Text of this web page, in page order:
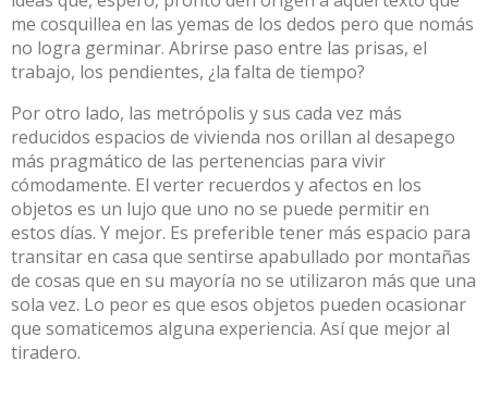
me cosquillea en las yemas de los dedos pero que nomás
no logra germinar. Abrirse paso entre las prisas, el
trabajo, los pendientes, ¿la falta de tiempo?
Por otro lado, las metrópolis y sus cada vez más
reducidos espacios de vivienda nos orillan al desapego
más pragmático de las pertenencias para vivir
cómodamente. El verter recuerdos y afectos en los
objetos es un lujo que uno no se puede permitir en
estos días. Y mejor. Es preferible tener más espacio para
transitar en casa que sentirse apabullado por montañas
de cosas que en su mayoría no se utilizaron más que una
sola vez. Lo peor es que esos objetos pueden ocasionar
que somaticemos alguna experiencia. Así que mejor al
tiradero.